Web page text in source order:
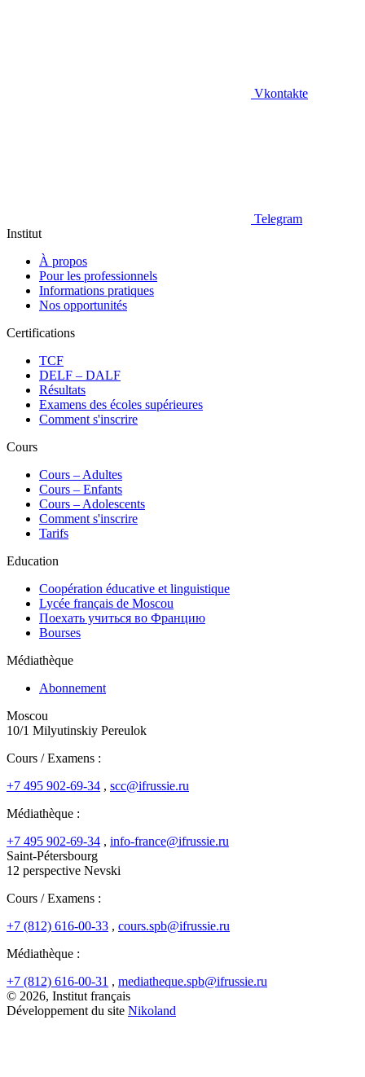
Vkontakte
Telegram
Institut
À propos
Pour les professionnels
Informations pratiques
Nos opportunités
Certifications
TCF
DELF – DALF
Résultats
Examens des écoles supérieures
Comment s'inscrire
Cours
Сours – Adultes
Cours – Enfants
Cours – Adolescents
Comment s'inscrire
Tarifs
Education
Coopération éducative et linguistique
Lycée français de Moscou
Поехать учиться во Францию
Bourses
Médiathèque
Abonnement
Moscou
10/1 Milyutinskiy Pereulok
Cours / Examens :
+7 495 902-69-34 , scc@ifrussie.ru
Médiathèque :
+7 495 902-69-34 , info-france@ifrussie.ru
Saint-Pétersbourg
12 perspective Nevski
Cours / Examens :
+7 (812) 616-00-33 , cours.spb@ifrussie.ru
Médiathèque :
+7 (812) 616-00-31 , mediatheque.spb@ifrussie.ru
© 2026, Institut français
Développement du site Nikoland